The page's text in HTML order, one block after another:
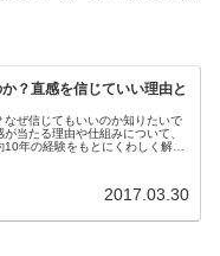
？直感を信じていい理由と
なぜ信じてもいいのか知りたいで
当たる理由や仕組みについて、
年の経験をもとにくわしく解説
2017.03.30